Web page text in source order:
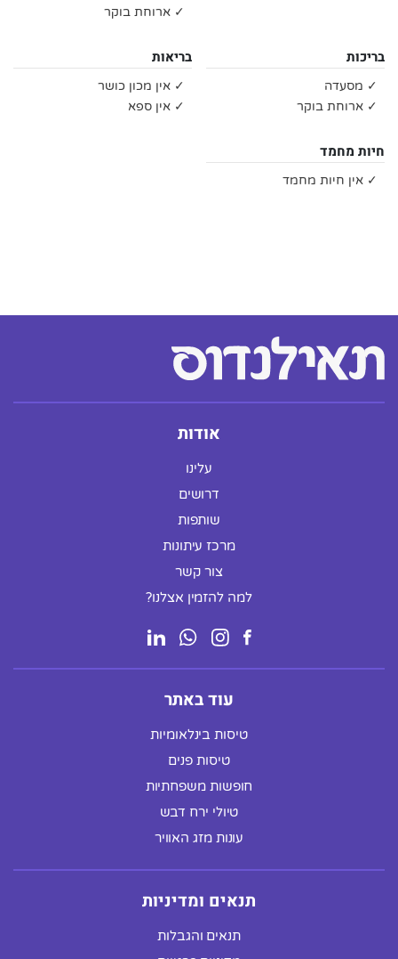
✓ ארוחת בוקר
בריכות
✓ מסעדה
✓ ארוחת בוקר
בריאות
✓ אין מכון כושר
✓ אין ספא
חיות מחמד
✓ אין חיות מחמד
אודות
עלינו
דרושים
שותפות
מרכז עיתונות
צור קשר
למה להזמין אצלנו?
עוד באתר
טיסות בינלאומיות
טיסות פנים
חופשות משפחתיות
טיולי ירח דבש
עונות מזג האוויר
תנאים ומדיניות
תנאים והגבלות